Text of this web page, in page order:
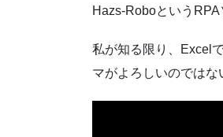
Hazs-Roboという
私が知る限り、Excel
マがよろしいのではな